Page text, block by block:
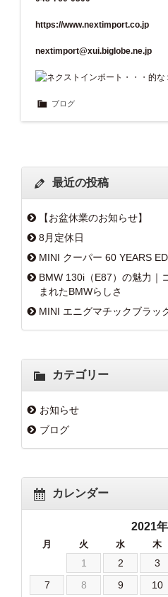
https://www.nextimport.co.jp
nextimport@xui.biglobe.ne.jp
ブログ
最近の投稿
【お盆休業のお知らせ】
8月定休日
MINI クーパー 60 YEARS
BMW 130i（E87）の魅力｜
まれたBMWらしさ
MINI エニグマチックブラッ
カテゴリー
お知らせ
ブログ
カレンダー
2021
月 火 水 木
1 2 3
7
8 9 10